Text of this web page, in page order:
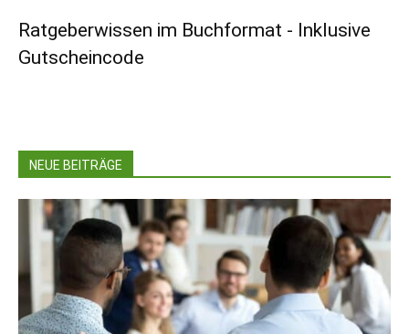
Ratgeberwissen im Buchformat - Inklusive
Gutscheincode
NEUE BEITRÄGE